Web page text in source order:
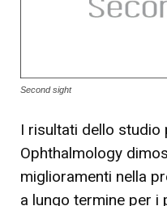
Second sight
I risultati dello studio
Ophthalmology
miglioramenti nella
a lungo termine per i